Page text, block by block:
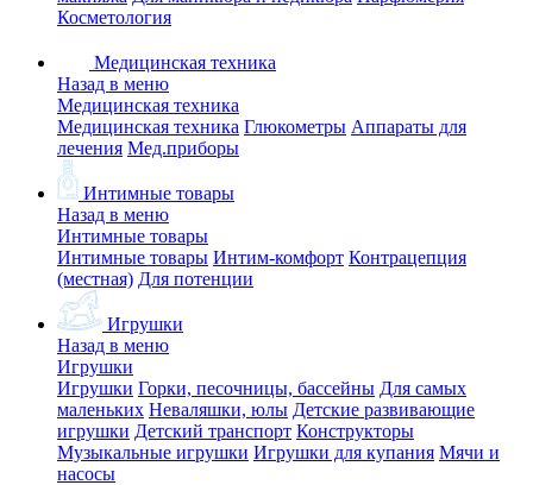
Косметология
Медицинская техника
Назад в меню
Медицинская техника
Медицинская техника Глюкометры Аппараты для
лечения Мед.приборы
Интимные товары
Назад в меню
Интимные товары
Интимные товары Интим-комфорт Контрацепция
(местная) Для потенции
Игрушки
Назад в меню
Игрушки
Игрушки Горки, песочницы, бассейны Для самых
маленьких Неваляшки, юлы Детские развивающие
игрушки Детский транспорт Конструкторы
Музыкальные игрушки Игрушки для купания Мячи и
насосы